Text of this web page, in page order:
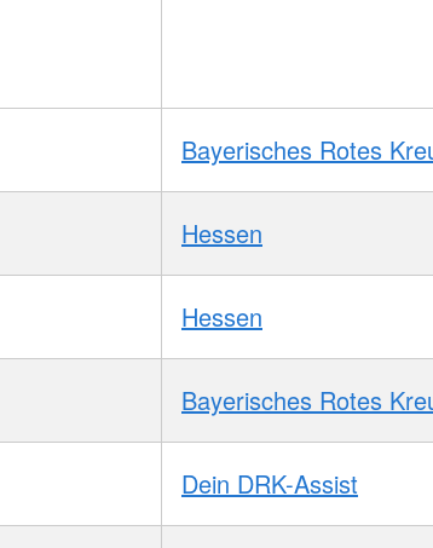
Bayerisches Rotes
Hessen
Hessen
Bayerisches Rotes
Dein DRK-Assist